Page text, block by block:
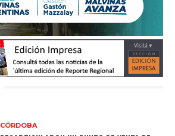
CÓRDOBA